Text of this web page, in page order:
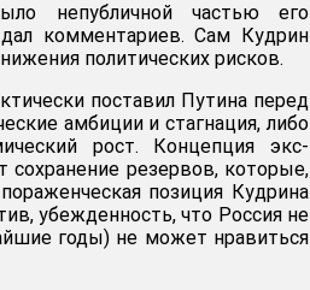
непубличной частью его
комментариев. Сам Кудрин
политических рисков.
поставил Путина перед
амбиции и стагнация, либо
рост. Концепция экс-
сохранение резервов, которые,
позиция Кудрина
убежденность, что Россия не
годы) не может нравиться